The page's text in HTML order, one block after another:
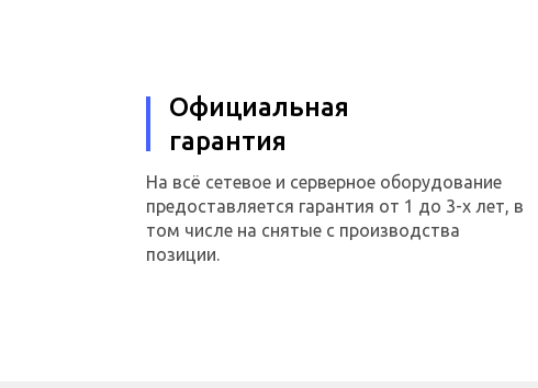
Официальная
гарантия
На всё сетевое и серверное оборудование
предоставляется гарантия от 1 до 3-х лет, в
том числе на снятые с производства
позиции.